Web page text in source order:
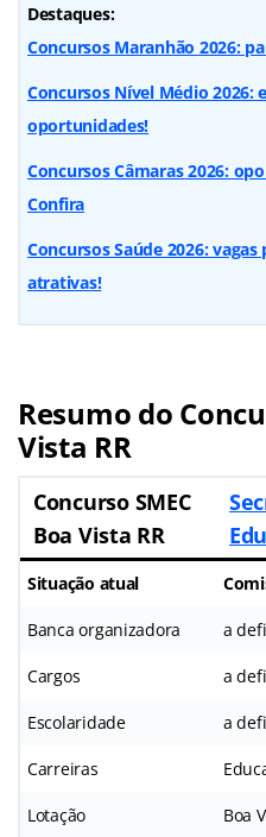
Destaques:
Concursos Maranhão 2026:
Concursos Nível Médio 2026:
oportunidades!
Concursos Câmaras 2026:
Confira
Concursos Saúde 2026:
atrativas!
Resumo do
Vista RR
Concurso SMEC
Boa Vista RR
Situação atual
Banca organizadora a
Cargos a
Escolaridade a
Carreiras
Lotação Boa